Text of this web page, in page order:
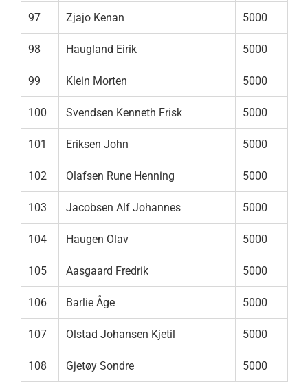
97 Zjajo Kenan 5000
98 Haugland Eirik 5000
99 Klein Morten 5000
100 Svendsen Kenneth Frisk 5000
101 Eriksen John 5000
102 Olafsen Rune Henning 5000
103 Jacobsen Alf Johannes 5000
104 Haugen Olav 5000
105 Aasgaard Fredrik 5000
106 Barlie Åge 5000
107 Olstad Johansen Kjetil 5000
108 Gjetøy Sondre 5000